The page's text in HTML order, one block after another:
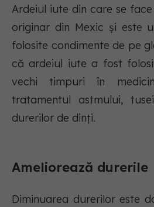
Ardeiul iute din care se
originar din Mexic și este
folosite condimente de pe
că ardeiul iute a fost
vechi timpuri în
tratamentul astmului,
durerilor de dinți.
Ameliorează durerile
Diminuarea durerilor este